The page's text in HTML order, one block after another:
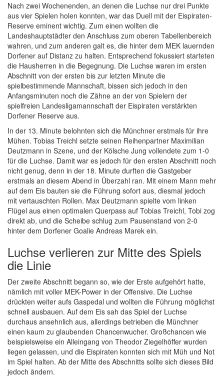
Nach zwei Wochenenden, an denen die Luchse nur drei Punkte
aus vier Spielen holen konnten, war das Duell mit der Eispiraten-
Reserve eminent wichtig. Zum einen wollten die
Landeshauptstädter den Anschluss zum oberen Tabellenbereich
wahren, und zum anderen galt es, die hinter dem MEK lauernden
Dorfener auf Distanz zu halten. Entsprechend fokussiert starteten
die Hausherren in die Begegnung. Die Luchse waren im ersten
Abschnitt von der ersten bis zur letzten Minute die
spielbestimmende Mannschaft, bissen sich jedoch in den
Anfangsminuten noch die Zähne an der von Spielern der
spielfreien Landesligamannschaft der Eispiraten verstärkten
Dorfener Reserve aus.
In der 13. Minute belohnten sich die Münchner erstmals für ihre
Mühen. Tobias Treichl setzte seinen Reihenpartner Maximilian
Deutzmann in Szene, und der Kölsche Jung vollendete zum 1-0
für die Luchse. Damit war es jedoch für den ersten Abschnitt noch
nicht genug, denn in der 18. Minute durften die Gastgeber
erstmals an diesem Abend in Überzahl ran. Mit einem Mann mehr
auf dem Eis bauten sie die Führung sofort aus, diesmal jedoch
mit vertauschten Rollen. Max Deutzmann spielte vom linken
Flügel aus einen optimalen Querpass auf Tobias Treichl, Tobi zog
direkt ab, und die Scheibe schlug zum Pausenstand von 2-0
hinter dem Dorfener Goalie Andreas Marek ein.
Luchse verlieren zur Mitte des Spiels
die Linie
Der zweite Abschnitt begann so, wie der Erste aufgehört hatte,
nämlich mit voller MEK-Power in der Offensive. Die Luchse
drückten weiter aufs Gaspedal und wollten die Führung möglichst
schnell ausbauen. Auf dem Eis sah das Spiel der Luchse
durchaus ansehnlich aus, allerdings betrieben die Münchner
einen kaum zu glaubenden Chancenwucher. Großchancen wie
beispielsweise ein Alleingang von Theodor Ziegelhöffer wurden
liegen gelassen, und die Eispiraten konnten sich mit Müh und Not
im Spiel halten. Ab der Mitte des Abschnitts sollte sich dieses Bild
jedoch ändern.